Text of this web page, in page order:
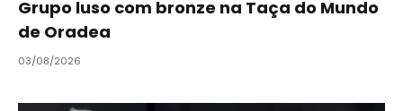
Grupo luso com bronze na Taça do Mundo
de Oradea
03/08/2026